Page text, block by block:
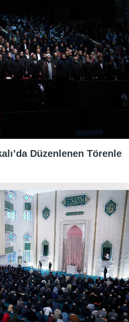
Düzenlenen Törenle